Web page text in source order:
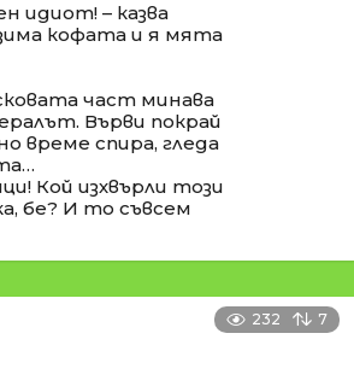
идиот! – казва
кофата и я мята
част минава
Върви покрай
време спира, гледа
Кой изхвърли този
бе? И то съвсем
232 7